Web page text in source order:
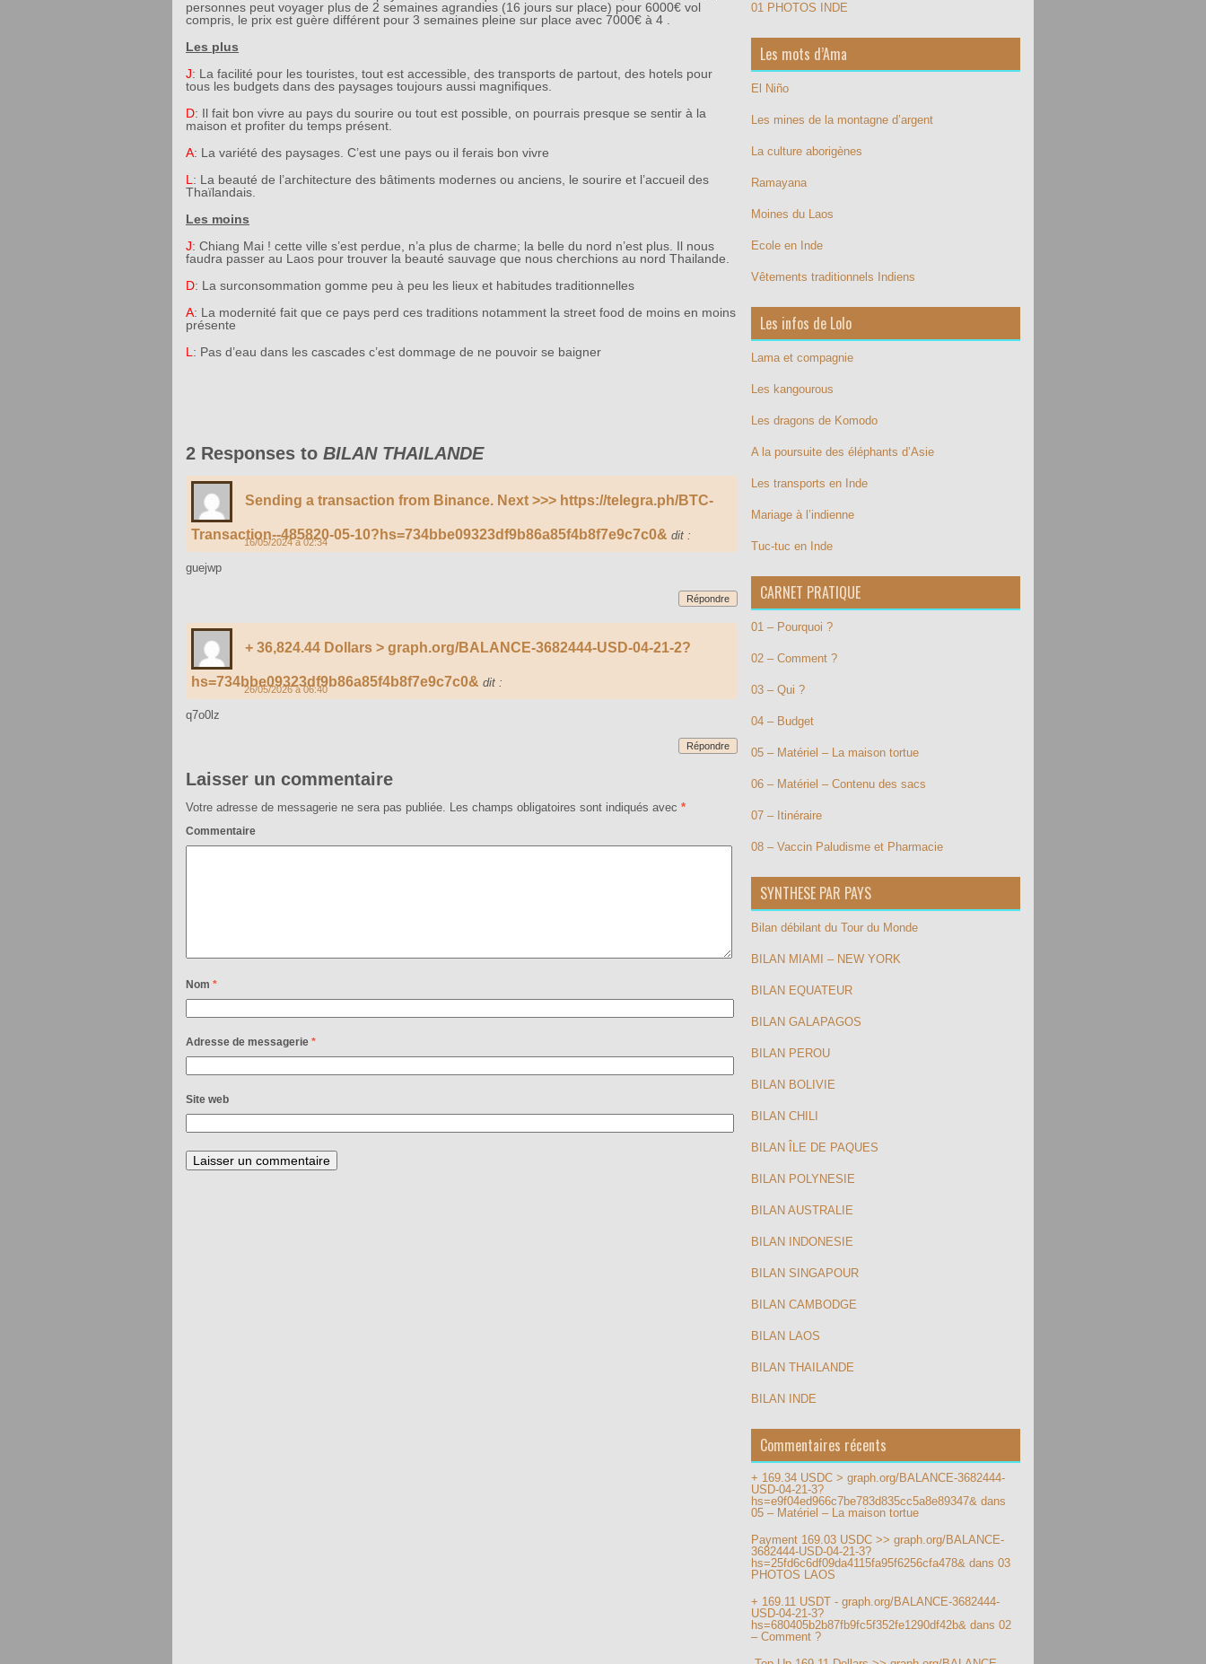
personnes peut voyager plus de 2 semaines agrandies (16 jours sur place) pour 6000€ vol
compris, le prix est guère différent pour 3 semaines pleine sur place avec 7000€ à 4 .
Les plus
J: La facilité pour les touristes, tout est accessible, des transports de partout, des hotels pour
tous les budgets dans des paysages toujours aussi magnifiques.
D: Il fait bon vivre au pays du sourire ou tout est possible, on pourrais presque se sentir à la
maison et profiter du temps présent.
A: La variété des paysages. C’est une pays ou il ferais bon vivre
L : La beauté de l’architecture des bâtiments modernes ou anciens, le sourire et l’accueil des
Thaïlandais.
Les moins
J: Chiang Mai ! cette ville s’est perdue, n’a plus de charme; la belle du nord n’est plus. Il nous
faudra passer au Laos pour trouver la beauté sauvage que nous cherchions au nord Thailande.
D: La surconsommation gomme peu à peu les lieux et habitudes traditionnelles
A: La modernité fait que ce pays perd ces traditions notamment la street food de moins en moins
présente
L : Pas d’eau dans les cascades c’est dommage de ne pouvoir se baigner
2 Responses to BILAN THAILANDE
Sending a transaction from Binance. Next >>> https://telegra.ph/BTC-
Transaction--485820-05-10?hs=734bbe09323df9b86a85f4b8f7e9c7c0& dit :
16/05/2024 à 02:34
guejwp
Répondre
+ 36,824.44 Dollars > graph.org/BALANCE-3682444-USD-04-21-2?
hs=734bbe09323df9b86a85f4b8f7e9c7c0& dit :
26/05/2026 à 06:40
q7o0lz
Répondre
Laisser un commentaire
Votre adresse de messagerie ne sera pas publiée. Les champs obligatoires sont indiqués avec *
Commentaire
Nom *
Adresse de messagerie *
Site web
01 PHOTOS INDE
Les mots d’Ama
El Niño
Les mines de la montagne d’argent
La culture aborigènes
Ramayana
Moines du Laos
Ecole en Inde
Vêtements traditionnels Indiens
Les infos de Lolo
Lama et compagnie
Les kangourous
Les dragons de Komodo
A la poursuite des éléphants d’Asie
Les transports en Inde
Mariage à l’indienne
Tuc-tuc en Inde
CARNET PRATIQUE
01 – Pourquoi ?
02 – Comment ?
03 – Qui ?
04 – Budget
05 – Matériel – La maison tortue
06 – Matériel – Contenu des sacs
07 – Itinéraire
08 – Vaccin Paludisme et Pharmacie
SYNTHESE PAR PAYS
Bilan débilant du Tour du Monde
BILAN MIAMI – NEW YORK
BILAN EQUATEUR
BILAN GALAPAGOS
BILAN PEROU
BILAN BOLIVIE
BILAN CHILI
BILAN ÎLE DE PAQUES
BILAN POLYNESIE
BILAN AUSTRALIE
BILAN INDONESIE
BILAN SINGAPOUR
BILAN CAMBODGE
BILAN LAOS
BILAN THAILANDE
BILAN INDE
Commentaires récents
+ 169.34 USDC > graph.org/BALANCE-3682444-
USD-04-21-3?
hs=e9f04ed966c7be783d835cc5a8e89347& dans
05 – Matériel – La maison tortue
Payment 169.03 USDC >> graph.org/BALANCE-
3682444-USD-04-21-3?
hs=25fd6c6df09da4115fa95f6256cfa478& dans 03
PHOTOS LAOS
+ 169.11 USDT - graph.org/BALANCE-3682444-
USD-04-21-3?
hs=680405b2b87fb9fc5f352fe1290df42b& dans 02
– Comment ?